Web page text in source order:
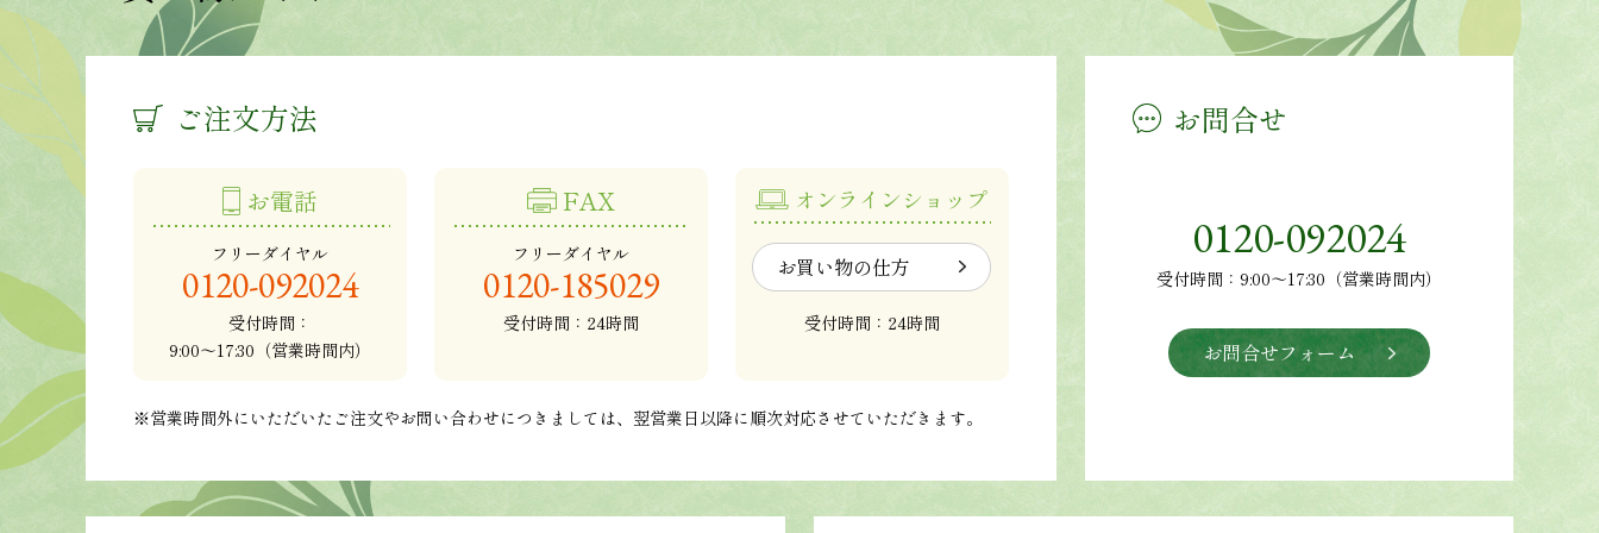
ご注文方法
お電話
フリーダイヤル
0120-092024
受付時間：
9:00～17:30（営業時間内）
FAX
フリーダイヤル
0120-185029
受付時間：24時間
オンラインショップ
お買い物の仕方
受付時間：24時間
※営業時間外にいただいたご注文やお問い合わせにつきましては、翌営業日以降に順次対応させていただきます。
お問合せ
0120-092024
受付時間：9:00～17:30（営業時間内）
お問合せフォーム